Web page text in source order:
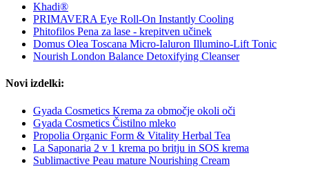
Khadi®
PRIMAVERA Eye Roll-On Instantly Cooling
Phitofilos Pena za lase - krepitven učinek
Domus Olea Toscana Micro-Ialuron Illumino-Lift Tonic
Nourish London Balance Detoxifying Cleanser
Novi izdelki:
Gyada Cosmetics Krema za območje okoli oči
Gyada Cosmetics Čistilno mleko
Propolia Organic Form & Vitality Herbal Tea
La Saponaria 2 v 1 krema po britju in SOS krema
Sublimactive Peau mature Nourishing Cream